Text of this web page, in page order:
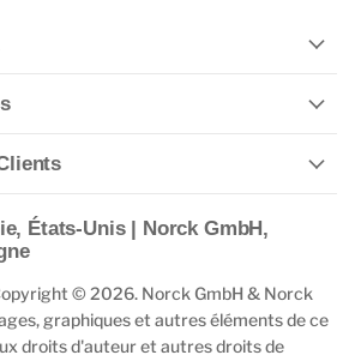
États-Unis | Norck GmbH,
© 2026. Norck GmbH & Norck
graphiques et autres éléments de ce
droits d'auteur et autres droits de